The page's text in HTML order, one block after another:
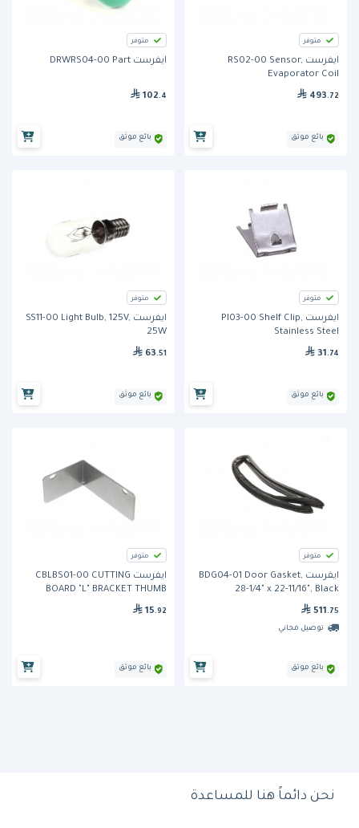
متوفر
ايفرست RS02-00 Sensor,
Evaporator Coil
493 .72
بائع موثق
متوفر
ايفرست DRWRS04-00 Part
102 .4
بائع موثق
متوفر
ايفرست PI03-00 Shelf Clip,
Stainless Steel
31 .74
بائع موثق
متوفر
ايفرست SS11-00 Light Bulb, 125V,
25W
63 .51
بائع موثق
متوفر
ايفرست BDG04-01 Door Gasket,
28-1/4" x 22-11/16", Black
511 .75
توصيل مجاني
بائع موثق
متوفر
ايفرست CBLBS01-00 CUTTING
BOARD "L" BRACKET THUMB
SCREW
15 .92
بائع موثق
نحن دائماً هنا للمساعدة